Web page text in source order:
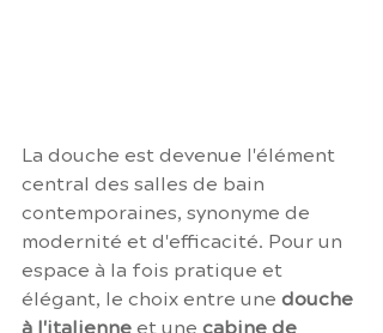
La douche est devenue l'élément
central des salles de bain
contemporaines, synonyme de
modernité et d'efficacité. Pour un
espace à la fois pratique et
élégant, le choix entre une douche